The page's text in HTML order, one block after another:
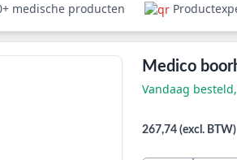
medische producten
Medico
Vandaag
267,74 (excl. BTW)